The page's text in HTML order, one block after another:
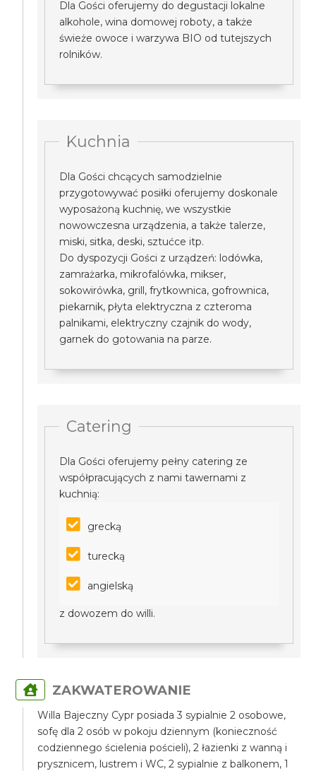
Dla Gości oferujemy do degustacji lokalne
alkohole, wina domowej roboty, a także
świeże owoce i warzywa BIO od tutejszych
rolników.
Kuchnia
Dla Gości chcących samodzielnie
przygotowywać posiłki oferujemy doskonale
wyposażoną kuchnię, we wszystkie
nowowczesna urządzenia, a także talerze,
miski, sitka, deski, sztućce itp.
Do dyspozycji Gości z urządzeń: lodówka,
zamrażarka, mikrofalówka, mikser,
sokowirówka, grill, frytkownica, gofrownica,
piekarnik, płyta elektryczna z czteroma
palnikami, elektryczny czajnik do wody,
garnek do gotowania na parze.
Catering
Dla Gości oferujemy pełny catering ze
współpracujących z nami tawernami z
kuchnią:
grecką
turecką
angielską
z dowozem do willi.
ZAKWATEROWANIE
Willa Bajeczny Cypr posiada 3 sypialnie 2 osobowe,
sofę dla 2 osób w pokoju dziennym (konieczność
codziennego ścielenia pościeli), 2 łazienki z wanną i
prysznicem, lustrem i WC, 2 sypialnie z balkonem, 1